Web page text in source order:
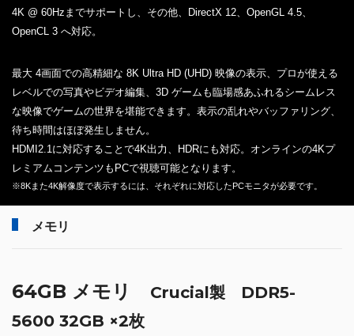
4K @ 60Hzまでサポートし、その他、DirectX 12、OpenGL 4.5、
OpenCL 3 へ対応。
最大 4画面での高精細な 8K Ultra HD (UHD) 映像の表示、プロが使える
レベルでの写真やビデオ編集、3D ゲームも臨場感あふれるシームレス
な映像でゲームの世界を堪能できます。表示の乱れやバッファリング、
待ち時間はほぼ発生しません。
HDMI2.1に対応することで4K出力、HDRにも対応。オンラインの4Kプ
レミアムコンテンツもPCで視聴可能となります。
※8Kまた4K解像度で表示するには、それぞれに対応したPCモニタが必要です。
メモリ
64GB メモリ
Crucial製 DDR5-
5600 32GB ×2枚